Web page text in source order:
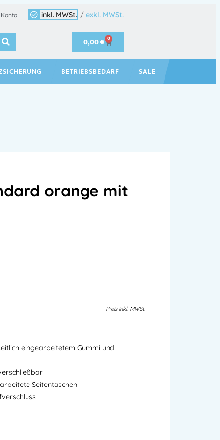
Konto inkl. MWSt. / exkl. MWSt.
0,00€ 0
BETRIEBSBEDARF SALE
orange mit
Preis inkl. MWSt.
eingearbeitetem Gummi und
Seitentaschen